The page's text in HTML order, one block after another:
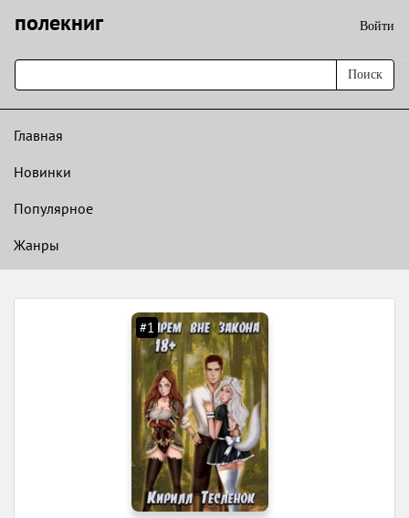
полекниг Войти
Поиск
Главная
Новинки
Популярное
Жанры
#1